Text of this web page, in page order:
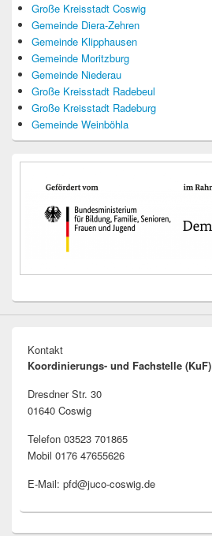
Große Kreisstadt Coswig
Gemeinde Diera-Zehren
Gemeinde Klipphausen
Gemeinde Moritzburg
Gemeinde Niederau
Große Kreisstadt Radebeul
Große Kreisstadt Radeburg
Gemeinde Weinböhla
Kontakt
Koordinierungs- und Fachstelle (KuF)
Dresdner Str. 30
01640 Coswig
Telefon 03523 701865
Mobil 0176 47655626
E-Mail: pfd@juco-coswig.de